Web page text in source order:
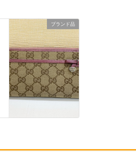
ブランド品